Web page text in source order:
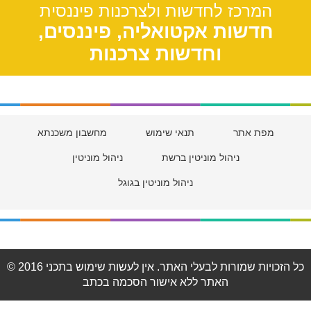
המרכז לחדשות ולצרכנות פיננסית
חדשות אקטואליה, פיננסים,
וחדשות צרכנות
מפת אתר תנאי שימוש מחשבון משכנתא
ניהול מוניטין ברשת ניהול מוניטין
ניהול מוניטין בגוגל
© 2016 כל הזכויות שמורות לבעלי האתר. אין לעשות שימוש בתכני
האתר ללא אישור הסכמה בכתב